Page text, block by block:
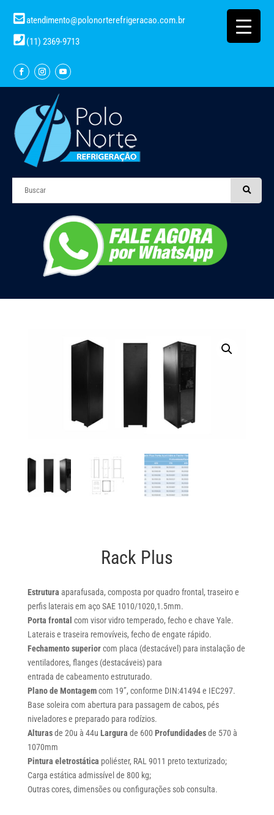
atendimento@polonorterefrigeracao.com.br
(11) 2369-9713
Rack Plus
Estrutura aparafusada, composta por quadro frontal, traseiro e
perfis laterais em aço SAE 1010/1020,1.5mm.
Porta frontal com visor vidro temperado, fecho e chave Yale.
Laterais e traseira removíveis, fecho de engate rápido.
Fechamento superiorcom placa (destacável) para instalação de
ventiladores, flanges (destacáveis) para
entrada de cabeamento estruturado.
Plano de Montagemcom 19”, conforme DIN:41494 e IEC297.
Base soleira com abertura para passagem de cabos, pés
niveladores e preparado para rodízios.
Alturasde 20u à 44u Largura de 600 Profundidadesde 570 à
1070mm
Pintura eletrostática poliéster, RAL 9011 preto texturizado;
Carga estática admissível de 800 kg;
Outras cores, dimensões ou configurações sob consulta.